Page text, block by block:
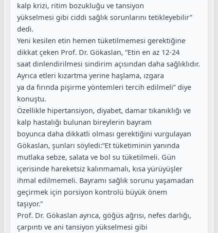
kalp krizi, ritim bozukluğu ve tansiyon
yükselmesi gibi ciddi sağlık sorunlarını tetikleyebilir”
dedi.
Yeni kesilen etin hemen tüketilmemesi gerektiğine
dikkat çeken Prof. Dr. Gökaslan, “Etin en az 12-24
saat dinlendirilmesi sindirim açısından daha sağlıklıdır.
Ayrıca etleri kızartma yerine haşlama, ızgara
ya da fırında pişirme yöntemleri tercih edilmeli” diye
konuştu.
Özellikle hipertansiyon, diyabet, damar tıkanıklığı ve
kalp hastalığı bulunan bireylerin bayram
boyunca daha dikkatli olması gerektiğini vurgulayan
Gökaslan, şunları söyledi:“Et tüketiminin yanında
mutlaka sebze, salata ve bol su tüketilmeli. Gün
içerisinde hareketsiz kalınmamalı, kısa yürüyüşler
ihmal edilmemeli. Bayramı sağlık sorunu yaşamadan
geçirmek için porsiyon kontrolü büyük önem
taşıyor.”
Prof. Dr. Gökaslan ayrıca, göğüs ağrısı, nefes darlığı,
çarpıntı ve ani tansiyon yükselmesi gibi